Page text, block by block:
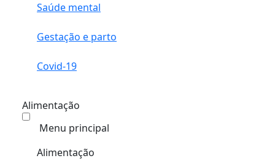
Saúde mental
Gestação e parto
Covid-19
Alimentação
Menu principal
Alimentação